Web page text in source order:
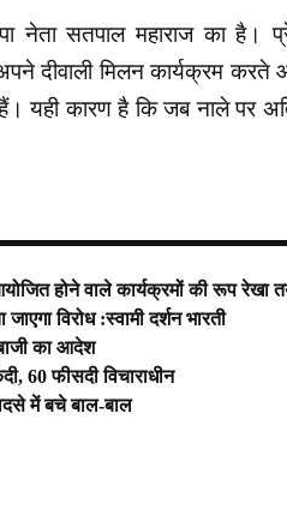
नेता सतपाल महाराज का है।
दीवाली मिलन कार्यक्रम
कारण है कि जब नाले पर
होने वाले कार्यक्रमों की रूप रेखा
विरोध :स्वामी दर्शन भारती
का आदेश
60 फीसदी विचाराधीन
में बचे बाल-बाल